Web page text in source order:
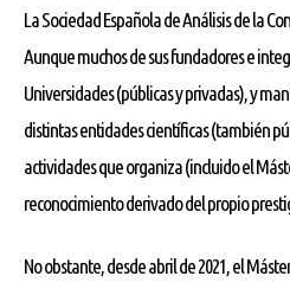
La Sociedad Española de Análisis de la
Aunque muchos de sus fundadores e
Universidades (públicas y privadas), y
distintas entidades científicas (también
actividades que organiza (incluido el
reconocimiento derivado del propio
No obstante, desde abril de 2021, el